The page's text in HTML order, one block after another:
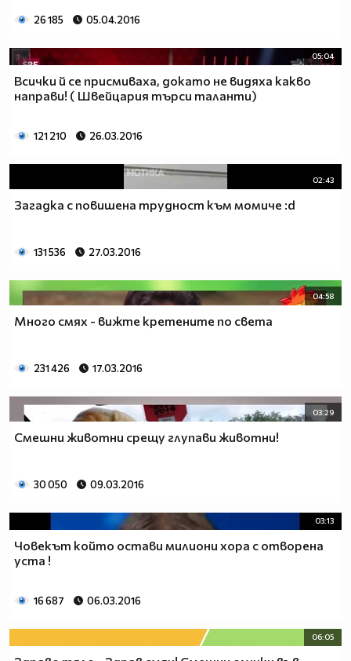
26 185 05.04.2016
05:04
Всички й се присмиваха, докато не видяха какво
направи! ( Швейцария търси таланти)
121 210 26.03.2016
02:43
Загадка с повишена трудност към момиче :d
131 536 27.03.2016
04:58
Много смях - вижте кретените по света
231 426 17.03.2016
03:29
Смешни животни срещу глупави животни!
30 050 09.03.2016
03:13
Човекът който остави милиони хора с отворена
уста !
16 687 06.03.2016
06:05